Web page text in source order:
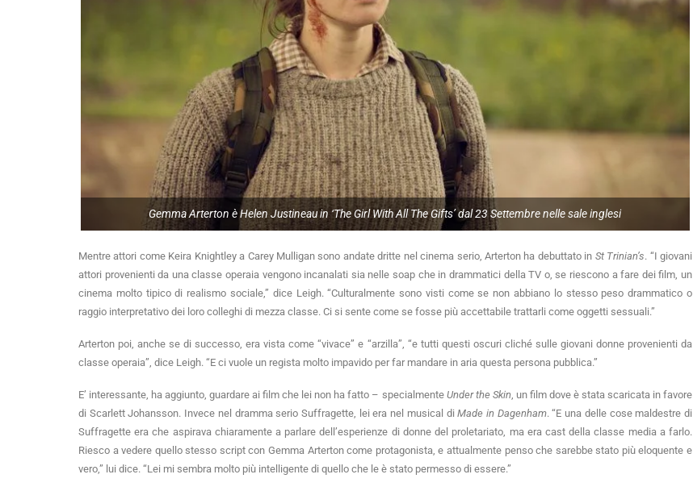
Gemma Arterton è Helen Justineau in ‘The Girl With All The Gifts’ dal 23 Settembre nelle sale inglesi
Mentre attori come Keira Knightley a Carey Mulligan sono andate dritte nel cinema serio, Arterton ha debuttato in St Trinian’s. “I giovani
attori provenienti da una classe operaia vengono incanalati sia nelle soap che in drammatici della TV o, se riescono a fare dei film, un
cinema molto tipico di realismo sociale,” dice Leigh. “Culturalmente sono visti come se non abbiano lo stesso peso drammatico o
raggio interpretativo dei loro colleghi di mezza classe. Ci si sente come se fosse più accettabile trattarli come oggetti sessuali.”
Arterton poi, anche se di successo, era vista come “vivace” e “arzilla”, “e tutti questi oscuri cliché sulle giovani donne provenienti da
classe operaia”, dice Leigh. “E ci vuole un regista molto impavido per far mandare in aria questa persona pubblica.”
E’ interessante, ha aggiunto, guardare ai film che lei non ha fatto – specialmente Under the Skin, un film dove è stata scaricata in favore
di Scarlett Johansson. Invece nel dramma serio Suffragette, lei era nel musical diMade in Dagenham. “E una delle cose maldestre di
Suffragette era che aspirava chiaramente a parlare dell’esperienze di donne del proletariato, ma era cast della classe media a farlo.
Riesco a vedere quello stesso script con Gemma Arterton come protagonista, e attualmente penso che sarebbe stato più eloquente e
vero,” lui dice. “Lei mi sembra molto più intelligente di quello che le è stato permesso di essere.”